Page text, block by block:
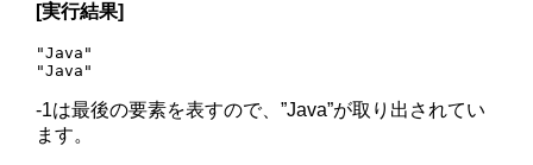
[実行結果]
"Java"
-1は最後の要素を表すので、”Java”が取り出されてい
ます。